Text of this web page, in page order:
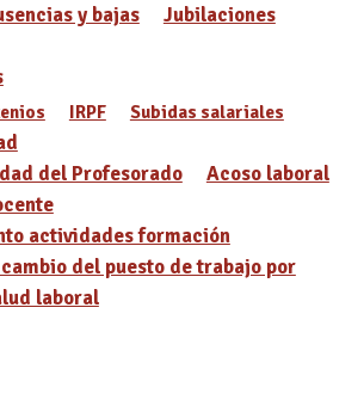
y bajas
Jubilaciones
IRPF Subidas salariales
del Profesorado
Acoso laboral
actividades formación
del puesto de trabajo por
laboral